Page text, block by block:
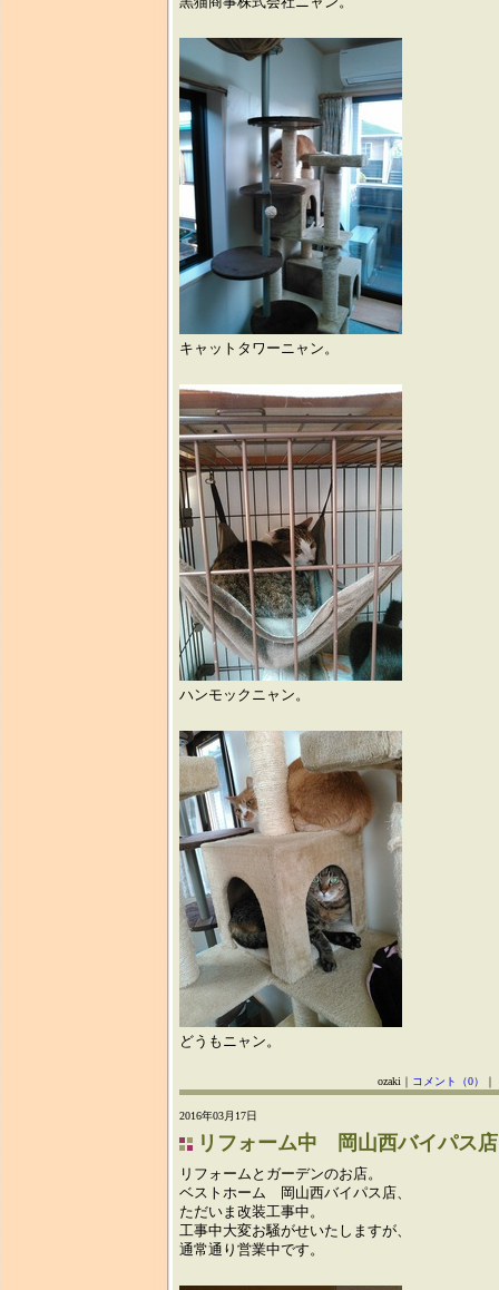
キャットタワーニャン。
ハンモックニャン。
どうもニャン。
ozaki｜ コメント（0） ｜
2016年03月17日
リフォーム中 岡山西バイパス
リフォームとガーデンのお店。
ベストホーム 岡山西バイパス店、
ただいま改装工事中。
工事中大変お騒がせいたしますが、
通常通り営業中です。